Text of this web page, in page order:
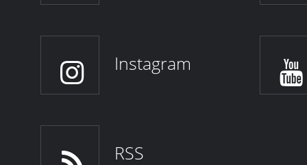
Instagram
RSS